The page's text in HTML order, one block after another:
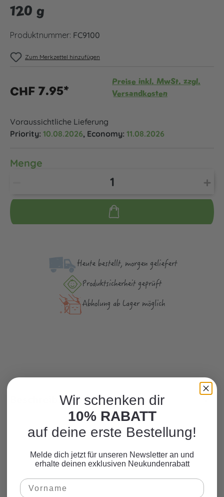
120 g
Produktnummer: FC9100
Zum Merkzettel hinzufügen
CHF 7.95*
Preise inkl. MwSt. zzgl.
Versandkosten
Voraussichtliche Lieferung
Priority: 10.08.2026, Economy: 11.08.2026
Menge
Heute bestellt, morgen geliefert
Produktsicher­heit geprüft
Abholung ab Lager möglich
BeschreibungWir schenken dir
10% RABATT
auf deine erste Bestellung!
Melde dich jetzt für unseren Newsletter an und
erhalte deinen exklusiven Neukundenrabatt